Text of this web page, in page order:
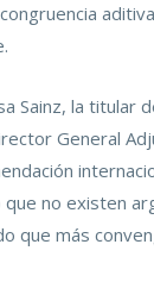
Sainz, la
General
no existen
que más